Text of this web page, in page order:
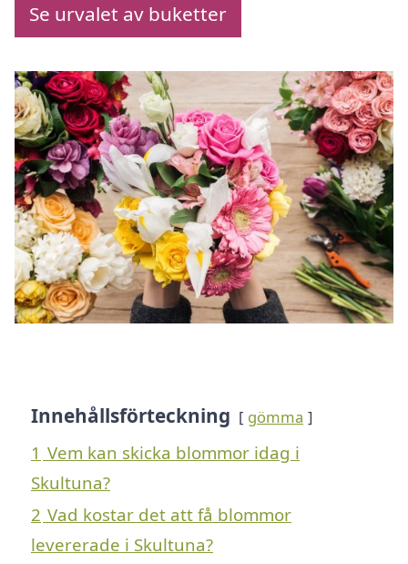
Se urvalet av buketter
Innehållsförteckning gömma
1 Vem kan skicka blommor idag i
Skultuna?
2 Vad kostar det att få blommor
levererade i Skultuna?